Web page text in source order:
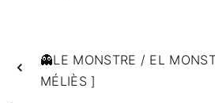
👻LE MONSTRE / EL
MÉLIÈS ]